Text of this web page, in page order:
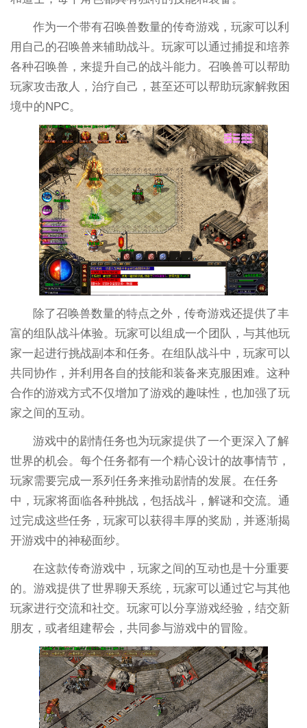
作为一个带有召唤兽数量的传奇游戏，玩家可以利
用自己的召唤兽来辅助战斗。玩家可以通过捕捉和培养
各种召唤兽，来提升自己的战斗能力。召唤兽可以帮助
玩家攻击敌人，治疗自己，甚至还可以帮助玩家解救困
境中的NPC。
除了召唤兽数量的特点之外，传奇游戏还提供了丰
富的组队战斗体验。玩家可以组成一个团队，与其他玩
家一起进行挑战副本和任务。在组队战斗中，玩家可以
共同协作，并利用各自的技能和装备来克服困难。这种
合作的游戏方式不仅增加了游戏的趣味性，也加强了玩
家之间的互动。
游戏中的剧情任务也为玩家提供了一个更深入了解
世界的机会。每个任务都有一个精心设计的故事情节，
玩家需要完成一系列任务来推动剧情的发展。在任务
中，玩家将面临各种挑战，包括战斗，解谜和交流。通
过完成这些任务，玩家可以获得丰厚的奖励，并逐渐揭
开游戏中的神秘面纱。
在这款传奇游戏中，玩家之间的互动也是十分重要
的。游戏提供了世界聊天系统，玩家可以通过它与其他
玩家进行交流和社交。玩家可以分享游戏经验，结交新
朋友，或者组建帮会，共同参与游戏中的冒险。